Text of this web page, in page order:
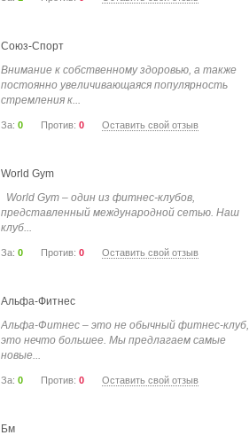
Союз-Спорт
Внимание к собственному здоровью, а также
постоянно увеличивающаяся популярность
стремления к...
За: 0 Против: 0 Оставить свой отзыв
World Gym
World Gym – один из фитнес-клубов,
представленный международной сетью. Наш
клуб...
За: 0 Против: 0 Оставить свой отзыв
Альфа-Фитнес
Альфа-Фитнес – это не обычный фитнес-клуб,
это нечто большее. Мы предлагаем самые
новые...
За: 0 Против: 0 Оставить свой отзыв
Бм